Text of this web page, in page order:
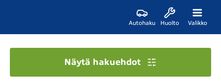
Autohaku Huolto Valikko
Näytä hakuehdot